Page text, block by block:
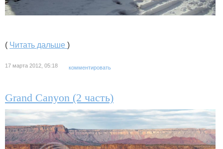
( Читать дальше )
17 марта 2012, 05:18 комментировать
Grand Canyon (2 часть)